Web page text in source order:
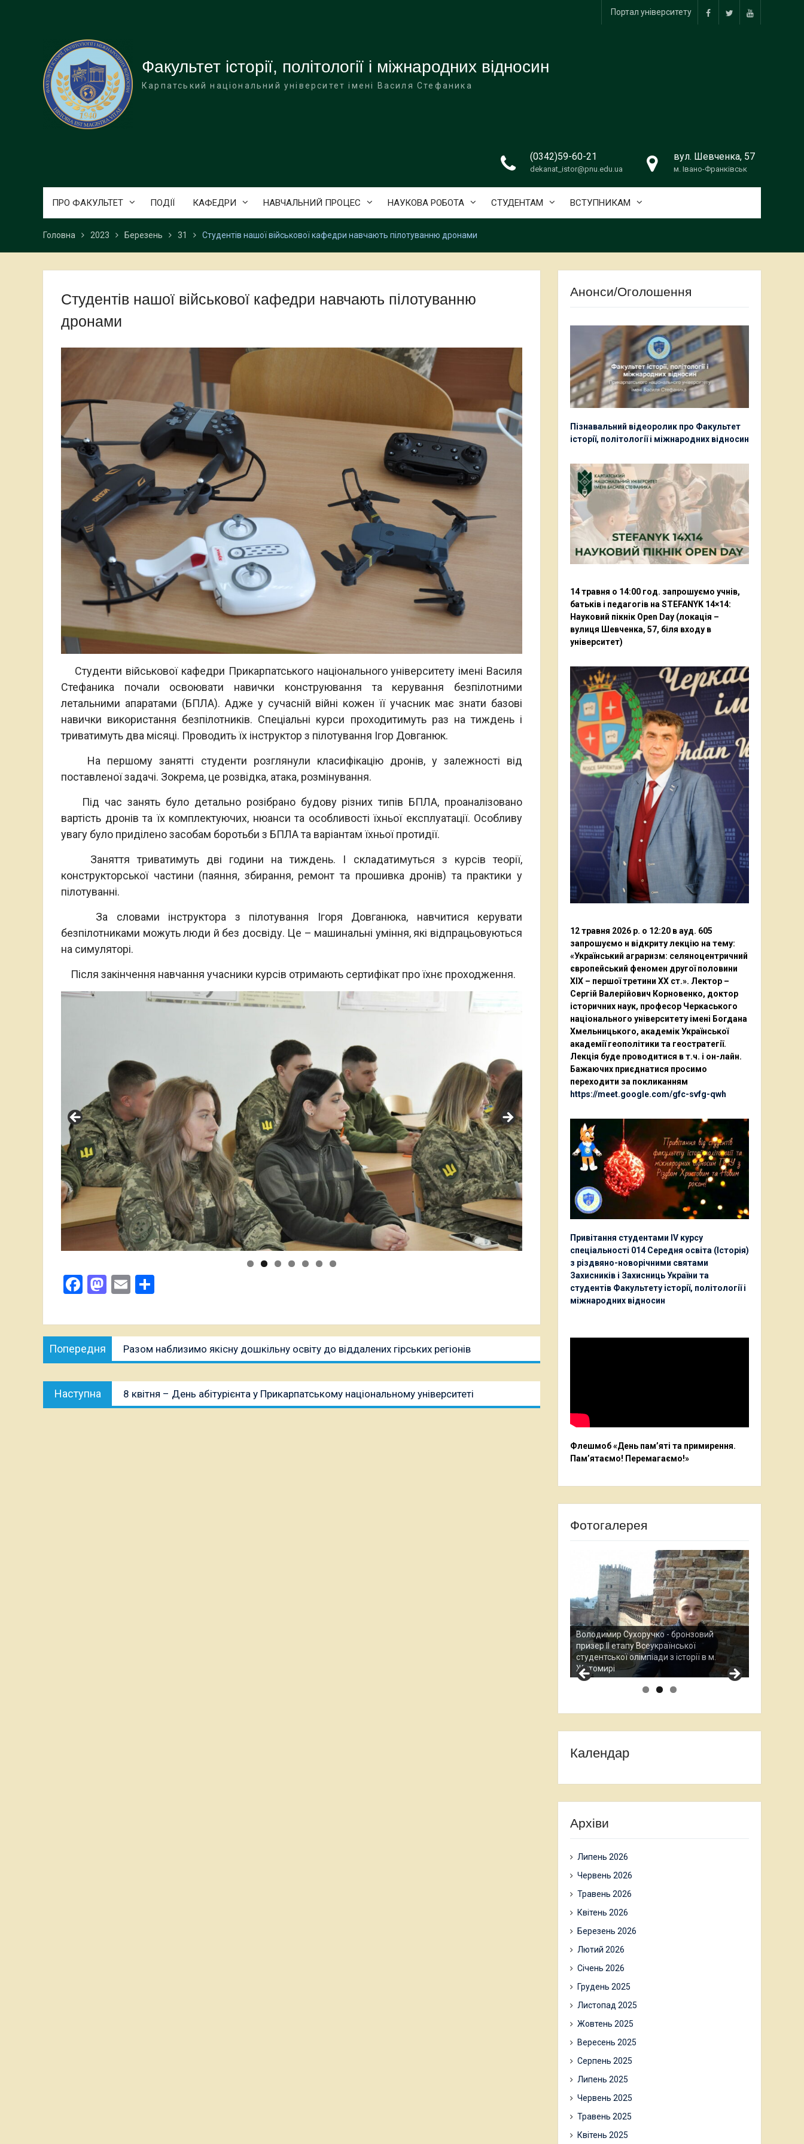
facebooktwitter youtube
Портал університету
Факультет історії, політології і міжнародних відносин
Карпатський національний університет імені Василя Стефаника
(0342)59-60-21
dekanat_istor@pnu.edu.ua
вул. Шевченка, 57
м. Івано-Франківськ
ПРО ФАКУЛЬТЕТ ПОДІЇ КАФЕДРИ НАВЧАЛЬНИЙ ПРОЦЕС НАУКОВА РОБОТА СТУДЕНТАМ ВСТУПНИКАМ
Головна 2023 Березень 31 Студентів нашої військової кафедри навчають пілотуванню дронами
Студентів нашої військової кафедри навчають пілотуванню
дронами
Студенти військової кафедри Прикарпатського національного університету імені Василя
Стефаника почали освоювати навички конструювання та керування безпілотними
летальними апаратами (БПЛА). Адже у сучасній війні кожен її учасник має знати базові
навички використання безпілотників. Спеціальні курси проходитимуть раз на тиждень і
триватимуть два місяці. Проводить їх інструктор з пілотування Ігор Довганюк.
На першому занятті студенти розглянули класифікацію дронів, у залежності від
поставленої задачі. Зокрема, це розвідка, атака, розмінування.
Під час занять було детально розібрано будову різних типів БПЛА, проаналізовано
вартість дронів та їх комплектуючих, нюанси та особливості їхньої експлуатації. Особливу
увагу було приділено засобам боротьби з БПЛА та варіантам їхньої протидії.
Заняття триватимуть дві години на тиждень. І складатимуться з курсів теорії,
конструкторської частини (паяння, збирання, ремонт та прошивка дронів) та практики у
пілотуванні.
За словами інструктора з пілотування Ігоря Довганюка, навчитися керувати
безпілотниками можуть люди й без досвіду. Це – машинальні уміння, які відпрацьовуються
на симуляторі.
Після закінчення навчання учасники курсів отримають сертифікат про їхнє проходження.
Facebook
Mastodon
Email
Навігація
записів
Попередня
публікація:
Разом наблизимо якісну дошкільну освіту до віддалених гірських регіонів
Наступна
публікація:
8 квітня – День абітурієнта у Прикарпатському національному університеті
Анонси/Оголошення
Пізнавальний відеоролик про Факультет
історії, політології і міжнародних відносин
14 травня о 14:00 год. запрошуємо учнів,
батьків і педагогів на STEFANYK 14×14:
Науковий пікнік Open Day (локація –
вулиця Шевченка, 57, біля входу в
університет)
12 травня 2026 р. о 12:20 в ауд. 605
запрошуємо н відкриту лекцію на тему:
«Український аграризм: селяноцентричний
європейський феномен другої половини
ХІХ – першої третини ХХ ст.». Лектор –
Сергій Валерійович Корновенко, доктор
історичних наук, професор Черкаського
національного університету імені Богдана
Хмельницького, академік Української
академії геополітики та геостратегії.
Лекція буде проводитися в т.ч. і он-лайн.
Бажаючих приєднатися просимо
переходити за покликанням
https://meet.google.com/gfc-svfg-qwh
Привітання студентами ІV курсу
спеціальності 014 Середня освіта (Історія)
з різдвяно-новорічними святами
Захисників і Захисниць України та
студентів Факультету історії, політології і
міжнародних відносин
Флешмоб «День пам’яті та примирення.
Пам’ятаємо! Перемагаємо!»
Фотогалерея
Остап Кардаш - бронзовий призер ІІ етапу
Всеукраїнської студентської олімпади з
історії в м. Житомирі
Календар
Архіви
Липень 2026
Червень 2026
Травень 2026
Квітень 2026
Березень 2026
Лютий 2026
Січень 2026
Грудень 2025
Листопад 2025
Жовтень 2025
Вересень 2025
Серпень 2025
Липень 2025
Червень 2025
Травень 2025
Квітень 2025